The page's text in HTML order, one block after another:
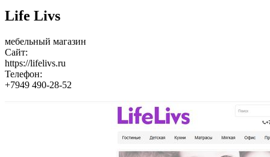
Life Livs
мебельный магазин
Сайт:
https://lifelivs.ru
Телефон:
+7949 490-28-52